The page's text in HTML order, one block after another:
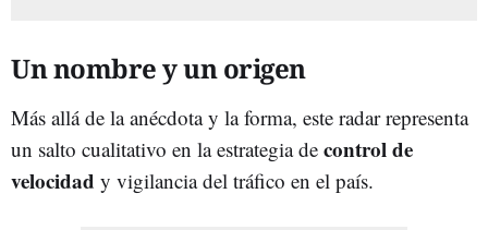
Un nombre y un origen
Más allá de la anécdota y la forma, este radar representa
un salto cualitativo en la estrategia de control de
velocidad y vigilancia del tráfico en el país.